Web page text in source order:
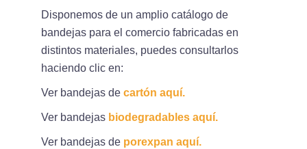
Disponemos de un amplio catálogo de
bandejas para el comercio fabricadas en
distintos materiales, puedes consultarlos
haciendo clic en:
Ver bandejas de cartón aquí.
Ver bandejas biodegradables aquí.
Ver bandejas de porexpan aquí.